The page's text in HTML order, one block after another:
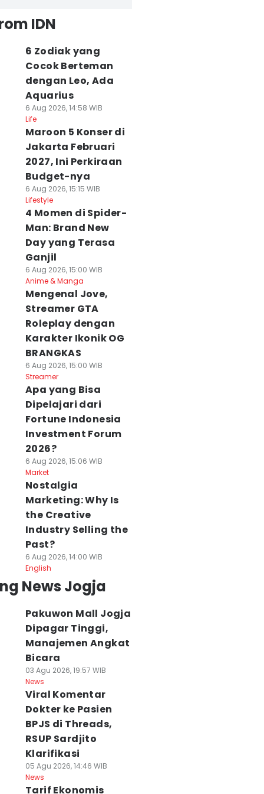
Komentar
ke Pasien
di Threads,
Sardjito
Agu 2026, 14:46 WIB
Pemda DIY
Tetapkan Perda
Perdagangan
05 Agu 2026, 12:06 WIB
IDN
6 Zodiak yang
Cocok Berteman
dengan Leo, Ada
Aquarius
6 Aug 2026, 14:58 WIB
Life
Maroon 5 Konser di
Jakarta Februari
2027, Ini Perkiraan
Budget-nya
6 Aug 2026, 15:15 WIB
Lifestyle
4 Momen di Spider-
Man: Brand New
Day yang Terasa
Ganjil
6 Aug 2026, 15:00 WIB
Anime & Manga
Mengenal Jove,
Streamer GTA
Roleplay dengan
Karakter Ikonik OG
BRANGKAS
6 Aug 2026, 15:00 WIB
Streamer
Apa yang Bisa
Dipelajari dari
Fortune Indonesia
Investment Forum
2026?
6 Aug 2026, 15:06 WIB
Market
Nostalgia
Marketing: Why Is
the Creative
Industry Selling the
Past?
6 Aug 2026, 14:00 WIB
English
News Jogja
Pakuwon Mall Jogja
Dipagar Tinggi,
Manajemen Angkat
Bicara
03 Agu 2026, 19:57 WIB
News
Viral Komentar
Dokter ke Pasien
BPJS di Threads,
RSUP Sardjito
Klarifikasi
05 Agu 2026, 14:46 WIB
News
Tarif Ekonomis